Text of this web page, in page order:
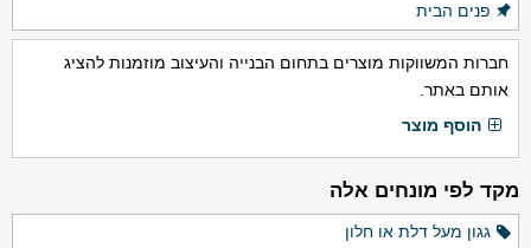
פנים הבית
חברות המשווקות מוצרים בתחום הבנייה והעיצוב מוזמנות להציג
אותם באתר.
הוסף מוצר
מקד לפי מונחים אלה
גגון מעל דלת או חלון